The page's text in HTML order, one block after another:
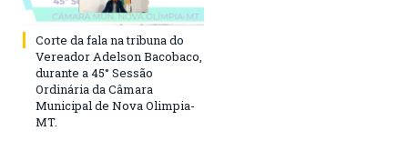
Corte da fala na tribuna do
Vereador Adelson Bacobaco,
durante a 45° Sessão
Ordinária da Câmara
Municipal de Nova Olimpia-
MT.